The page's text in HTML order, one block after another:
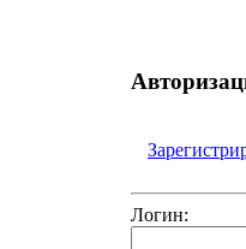
Логин: